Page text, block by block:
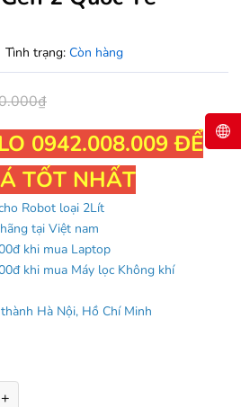
Tình trạng: Còn hàng
0942.008.009 ĐỂ
TỐT NHẤT
Robot loại 2Lít
tại Việt nam
khi mua Laptop
khi mua Máy lọc Không khí
Hà Nội, Hồ Chí Minh
+